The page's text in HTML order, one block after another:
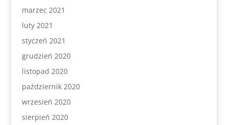
marzec 2021
luty 2021
styczeń 2021
grudzień 2020
listopad 2020
październik 2020
wrzesień 2020
sierpień 2020